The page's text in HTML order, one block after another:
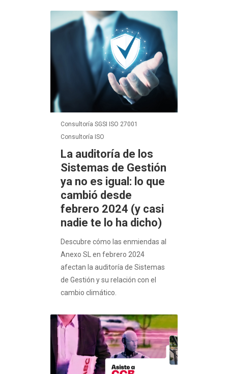
Consultoría SGSI ISO 27001
Consultoría ISO
La auditoría de los
Sistemas de Gestión
ya no es igual: lo que
cambió desde
febrero 2024 (y casi
nadie te lo ha dicho)
Descubre cómo las enmiendas al
Anexo SL en febrero 2024
afectan la auditoría de Sistemas
de Gestión y su relación con el
cambio climático.